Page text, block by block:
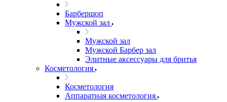
Барбершоп
Мужской зал
Мужской зал
Мужской Барбер зал
Элитные аксессуары для бритья
Косметология
Косметология
Аппаратная косметология